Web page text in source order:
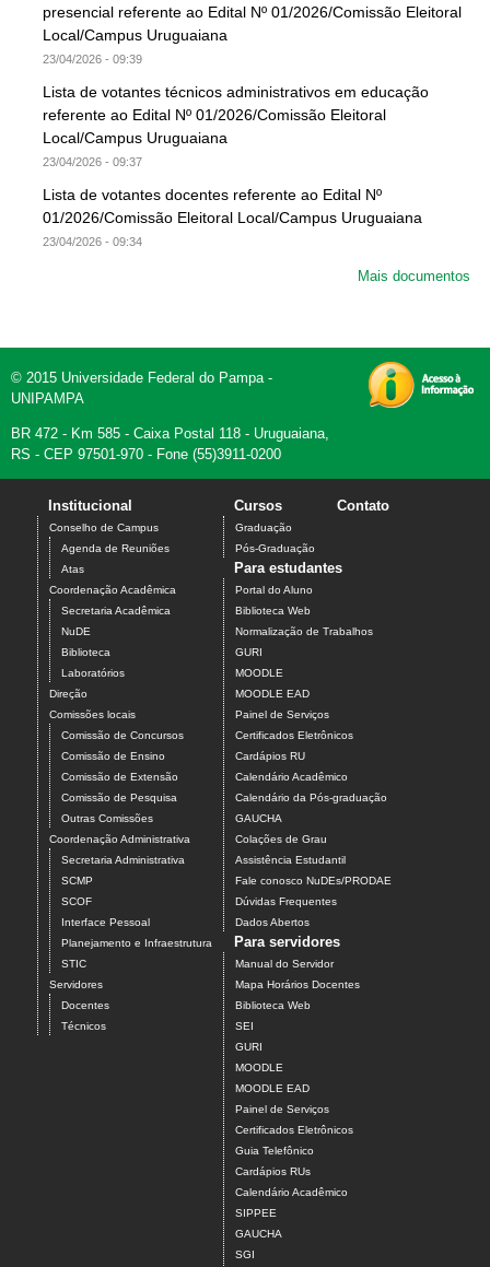
presencial referente ao Edital Nº 01/2026/Comissão Eleitoral
Local/Campus Uruguaiana
23/04/2026 - 09:39
Lista de votantes técnicos administrativos em educação
referente ao Edital Nº 01/2026/Comissão Eleitoral
Local/Campus Uruguaiana
23/04/2026 - 09:37
Lista de votantes docentes referente ao Edital Nº
01/2026/Comissão Eleitoral Local/Campus Uruguaiana
23/04/2026 - 09:34
Mais documentos
© 2015 Universidade Federal do Pampa -
UNIPAMPA
BR 472 - Km 585 - Caixa Postal 118 - Uruguaiana,
RS - CEP 97501-970 - Fone (55)3911-0200
Institucional
Conselho de Campus
Agenda de Reuniões
Atas
Coordenação Acadêmica
Secretaria Acadêmica
NuDE
Biblioteca
Laboratórios
Direção
Comissões locais
Comissão de Concursos
Comissão de Ensino
Comissão de Extensão
Comissão de Pesquisa
Outras Comissões
Coordenação Administrativa
Secretaria Administrativa
SCMP
SCOF
Interface Pessoal
Planejamento e Infraestrutura
STIC
Servidores
Docentes
Técnicos
Cursos
Graduação
Pós-Graduação
Contato
Para estudantes
Portal do Aluno
Biblioteca Web
Normalização de Trabalhos
GURI
MOODLE
MOODLE EAD
Painel de Serviços
Certificados Eletrônicos
Cardápios RU
Calendário Acadêmico
Calendário da Pós-graduação
GAUCHA
Colações de Grau
Assistência Estudantil
Fale conosco NuDEs/PRODAE
Dúvidas Frequentes
Dados Abertos
Para servidores
Manual do Servidor
Mapa Horários Docentes
Biblioteca Web
SEI
GURI
MOODLE
MOODLE EAD
Painel de Serviços
Certificados Eletrônicos
Guia Telefônico
Cardápios RUs
Calendário Acadêmico
SIPPEE
GAUCHA
SGI